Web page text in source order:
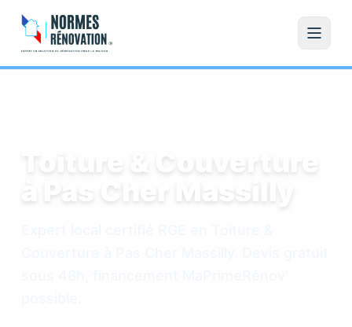
Toiture & Couverture
à Pas Cher Massilly